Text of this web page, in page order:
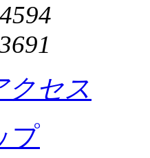
4594
クセス
プ